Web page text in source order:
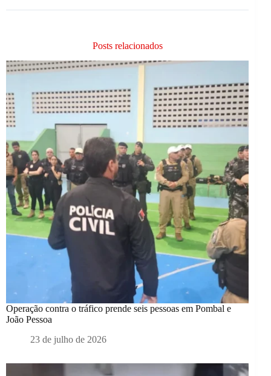
Posts relacionados
Operação contra o tráfico prende seis pessoas em Pombal e
João Pessoa
23 de julho de 2026